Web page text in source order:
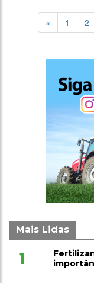
« 1 2
Mais Lidas
1